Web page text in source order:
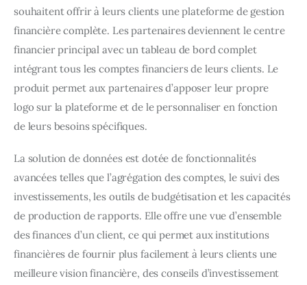
souhaitent offrir à leurs clients une plateforme de gestion
financière complète. Les partenaires deviennent le centre
financier principal avec un tableau de bord complet
intégrant tous les comptes financiers de leurs clients. Le
produit permet aux partenaires d’apposer leur propre
logo sur la plateforme et de le personnaliser en fonction
de leurs besoins spécifiques.
La solution de données est dotée de fonctionnalités
avancées telles que l’agrégation des comptes, le suivi des
investissements, les outils de budgétisation et les capacités
de production de rapports. Elle offre une vue d’ensemble
des finances d’un client, ce qui permet aux institutions
financières de fournir plus facilement à leurs clients une
meilleure vision financière, des conseils d’investissement